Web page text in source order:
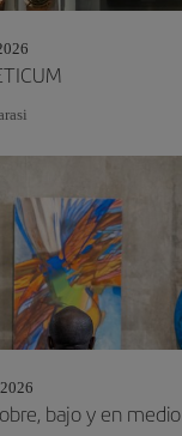
bajo y en medio